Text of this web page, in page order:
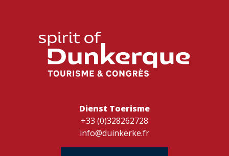
Dienst Toerisme
+33 (0)328262728
info@duinkerke.fr